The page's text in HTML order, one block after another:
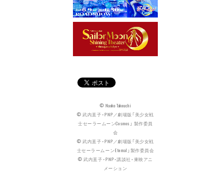
© Naoko Takeuchi
© 武内直子・PNP／劇場版「美少女戦
士セーラームーンCosmos」 製作委員
会
© 武内直子・PNP／劇場版「美少女戦
士セーラームーンEternal」製作委員会
© 武内直子・PNP・講談社・東映アニ
メーション